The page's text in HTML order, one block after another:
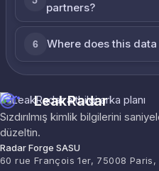
partners?
6 Where does this
LeakRadar
Sızdırılmış kimlik bilgilerini
düzeltin.
Radar Forge SASU
60 rue François 1er, 75008 Paris,